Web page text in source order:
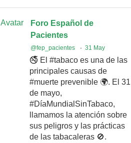
Avatar
Foro Español de
Pacientes
@fep_pacientes · 31 May
🚭 El #tabaco es una de las
principales causas de
#muerte prevenible 🌍. El 31
de mayo,
#DíaMundialSinTabaco,
llamamos la atención sobre
sus peligros y las prácticas
de las tabacaleras 🚫.